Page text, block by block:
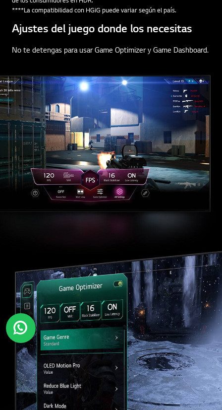
****La compatibilidad con HGiG puede variar según el país.
Ajustes del juego donde los necesitas
No te detengas para usar Game Optimizer y Game Dashboard.
Subir